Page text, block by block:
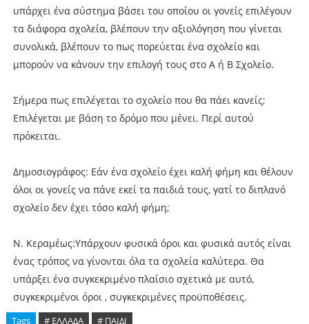
υπάρχει ένα σύστημα βάσει του οποίου οι γονείς επιλέγουν
τα διάφορα σχολεία, βλέπουν την αξιολόγηση που γίνεται
συνολικά, βλέπουν το πως πορεύεται ένα σχολείο και
μπορούν να κάνουν την επιλογή τους στο Α ή Β Σχολείο.
Σήμερα πως επιλέγεται το σχολείο που θα πάει κανείς;
Επιλέγεται με βάση το δρόμο που μένει. Περί αυτού
πρόκειται.
Δημοσιογράφος: Εάν ένα σχολείο έχει καλή φήμη και θέλουν
όλοι οι γονείς να πάνε εκεί τα παιδιά τους, γατί το διπλανό
σχολείο δεν έχει τόσο καλή φήμη;
Ν. Κεραμέως:Υπάρχουν φυσικά όροι και φυσικά αυτός είναι
ένας τρόπος να γίνονται όλα τα σχολεία καλύτερα. Θα
υπάρξει ένα συγκεκριμένο πλαίσιο σχετικά με αυτό,
συγκεκριμένοι όροι , συγκεκριμένες προϋποθέσεις.
Tags # ΕΛΛΑΔΑ # ΠΑΙΔΙ